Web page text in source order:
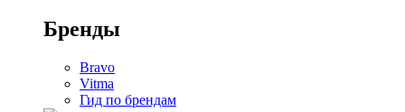
Бренды
Bravo
Vitma
Гид по брендам